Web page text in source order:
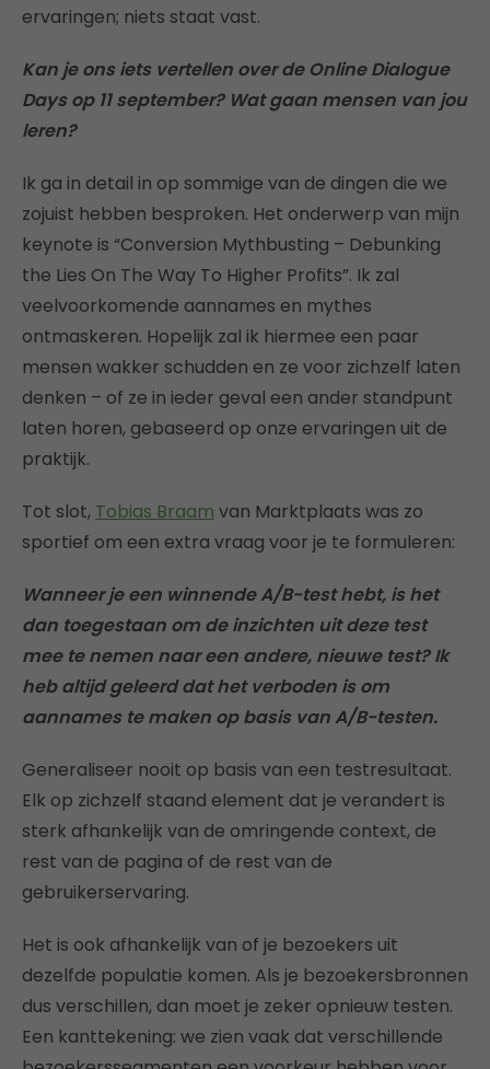
ervaringen; niets staat vast.
Kan je ons iets vertellen over de Online Dialogue
Days op 11 september? Wat gaan mensen van jou
leren?
Ik ga in detail in op sommige van de dingen die we
zojuist hebben besproken. Het onderwerp van mijn
keynote is “Conversion Mythbusting – Debunking
the Lies On The Way To Higher Profits”. Ik zal
veelvoorkomende aannames en mythes
ontmaskeren. Hopelijk zal ik hiermee een paar
mensen wakker schudden en ze voor zichzelf laten
denken – of ze in ieder geval een ander standpunt
laten horen, gebaseerd op onze ervaringen uit de
praktijk.
Tot slot, Tobias Braam van Marktplaats was zo
sportief om een extra vraag voor je te formuleren:
Wanneer je een winnende A/B-test hebt, is het
dan toegestaan om de inzichten uit deze test
mee te nemen naar een andere, nieuwe test? Ik
heb altijd geleerd dat het verboden is om
aannames te maken op basis van A/B-testen.
Generaliseer nooit op basis van een testresultaat.
Elk op zichzelf staand element dat je verandert is
sterk afhankelijk van de omringende context, de
rest van de pagina of de rest van de
gebruikerservaring.
Het is ook afhankelijk van of je bezoekers uit
dezelfde populatie komen. Als je bezoekersbronnen
dus verschillen, dan moet je zeker opnieuw testen.
Een kanttekening: we zien vaak dat verschillende